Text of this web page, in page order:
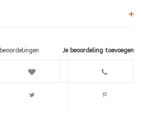
Je beoordeling toevoegen
beoordelingen